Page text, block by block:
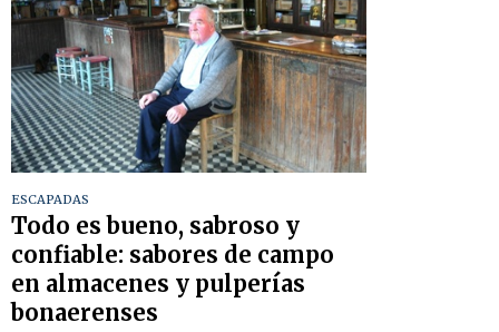
ESCAPADAS
Todo es bueno, sabroso y
confiable: sabores de campo
en almacenes y pulperías
bonaerenses